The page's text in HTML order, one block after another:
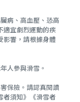
病、高血壓、恐高
適宜劇烈運動的疾
影響，請根據身體
人參與滑雪。
保險。請認真閱讀
者須知》《滑雪者